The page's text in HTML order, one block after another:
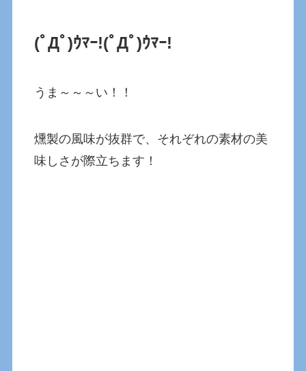
(ﾟДﾟ)ｳﾏｰ!(ﾟДﾟ)ｳﾏｰ!
うま～～～い！！
燻製の風味が抜群で、それぞれの素材の美
味しさが際立ちます！